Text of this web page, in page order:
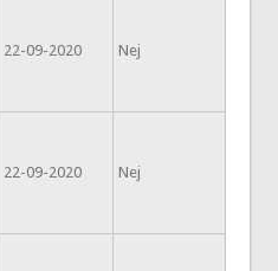
22-09-2020 Nej
22-09-2020 Nej